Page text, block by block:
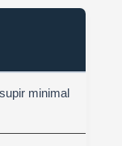
minimal